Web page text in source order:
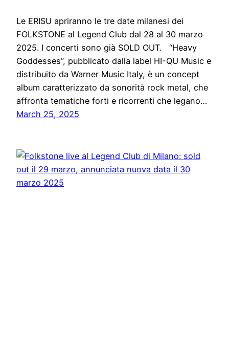
Le ERISU apriranno le tre date milanesi dei
FOLKSTONE al Legend Club dal 28 al 30 marzo
2025. I concerti sono già SOLD OUT. “Heavy
Goddesses”, pubblicato dalla label HI-QU Music e
distribuito da Warner Music Italy, è un concept
album caratterizzato da sonorità rock metal, che
affronta tematiche forti e ricorrenti che legano…
March 25, 2025